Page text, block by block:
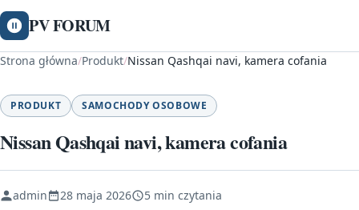
PV FORUM
Strona główna/Produkt/Nissan Qashqai navi, kamera cofania
PRODUKT SAMOCHODY OSOBOWE
Nissan Qashqai navi, kamera cofania
admin 28 maja 2026 5 min czytania